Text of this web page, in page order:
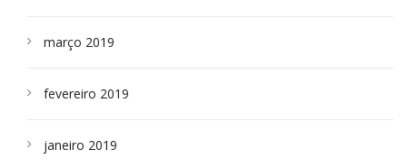
março 2019
fevereiro 2019
janeiro 2019